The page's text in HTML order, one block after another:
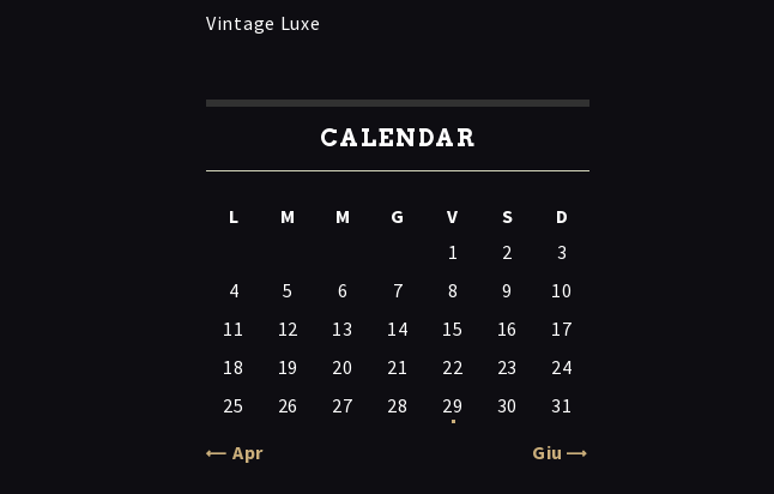
Vintage Luxe
CALENDAR
L M M G V S
D
1
2
3
4
5 6 7 8 9
10
11
12 13 14 15 16
17
18
19 20 21 22 23
24
25
26 27 28 29 30
31
« Apr
Giu »